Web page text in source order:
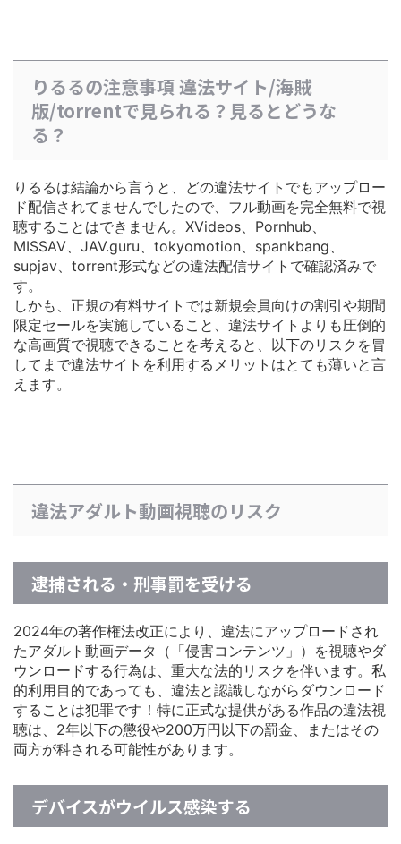
りるるの注意事項 違法サイト/海賊
版/torrentで見られる？見るとどうな
る？
りるるは結論から言うと、どの違法サイトでもアップロー
ド配信されてませんでしたので、フル動画を完全無料で視
聴することはできません。XVideos、Pornhub、
MISSAV、JAV.guru、tokyomotion、spankbang、
supjav、torrent形式などの違法配信サイトで確認済みで
す。
しかも、正規の有料サイトでは新規会員向けの割引や期間
限定セールを実施している こと、違法サイトよりも圧倒的
な高画質で視聴できることを考えると、以下のリスクを冒
してまで違法サイトを利用するメリットはとても薄いと言
えます。
違法アダルト動画視聴のリスク
逮捕される・刑事罰を受ける
2024年の著作権法改正により、違法にアップロードされ
たアダルト動画データ（「侵害コンテンツ」）を視聴やダ
ウンロードする行為は、重大な法的リスクを伴います。私
的利用目的であっても、違法と認識しながらダウンロード
することは犯罪です！特に正式な提供がある作品の違法視
聴は、2年以下の懲役や200万円以下の罰金、またはその
両方が科される可能性があります。
デバイスがウイルス感染する